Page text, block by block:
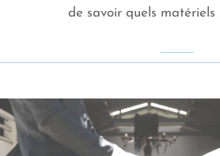
de savoir quels matériels